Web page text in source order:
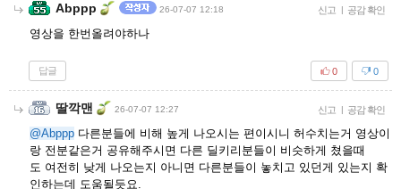
Abppp 26-07-07 12:18 신고 | 공감 확인
영상을 한번올려야하나
답글 0
0
딸깍맨 26-07-07 12:27 신고 | 공감 확인
@Abppp 다른분들에 비해 높게 나오시는 편이시니 허수치는거 영상이
랑 전분같은거 공유해주시면 다른 딜키리분들이 비슷하게 쳤을때
도 여전히 낮게 나오는지 아니면 다른분들이 놓치고 있던게 있는지 확
인하는데 도움될듯요.